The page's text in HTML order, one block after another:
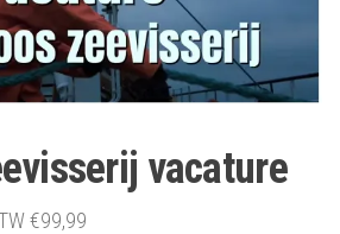
vacature
€99,99